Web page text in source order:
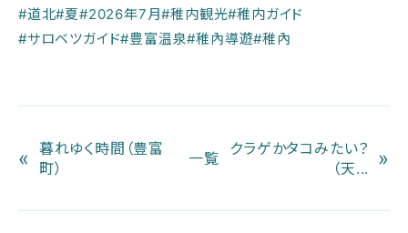
#道北#夏#2026年7月#稚内観光#稚内ガイド
#サロベツガイド#豊富温泉#稚內導遊#稚內
«
暮れゆく時間（豊富
町）
一覧
クラゲかタコみたい？
（天...
»